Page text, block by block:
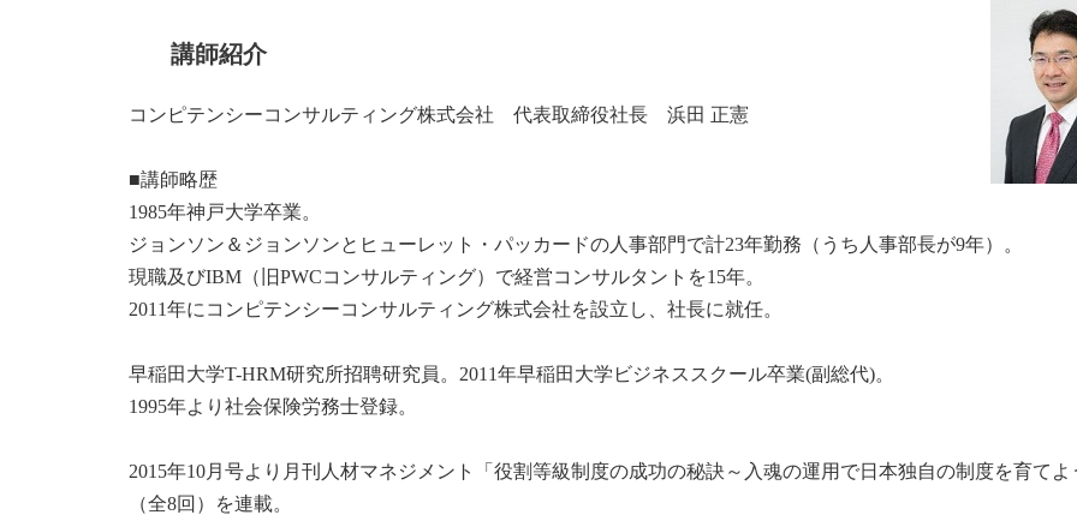
講師紹介
コンピテンシーコンサルティング株式会社 代表取締役社長 浜田 正憲
■講師略歴
1985年神戸大学卒業。
ジョンソン＆ジョンソンとヒューレット・パッカードの人事部門で計23年勤務（うち人事部長が9年）。
現職及びIBM（旧PWCコンサルティング）で経営コンサルタントを15年。
2011年にコンピテンシーコンサルティング株式会社を設立し、社長に就任。
早稲田大学T-HRM研究所招聘研究員。2011年早稲田大学ビジネススクール卒業(副総代)。
1995年より社会保険労務士登録。
2015年10月号より月刊人材マネジメント「役割等級制度の成功の秘訣～入魂の運用で日本独自の制度を育てよ
（全8回）を連載。